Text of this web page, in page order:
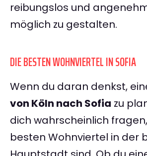
reibungslos und
möglich zu gestalten.
DIE BESTEN WOHNVIERTEL IN SOFIA
Wenn du daran denkst,
von Köln nach Sofia zu
dich wahrscheinlich
besten Wohnviertel in der